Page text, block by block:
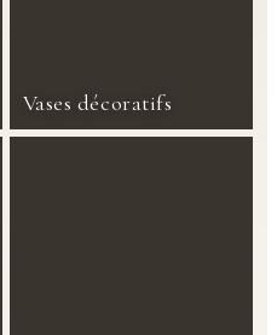
Vases décoratifs